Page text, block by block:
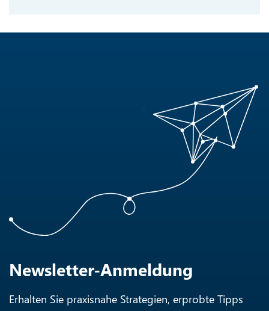
Newsletter-Anmeldung
Erhalten Sie praxisnahe Strategien, erprobte Tipps